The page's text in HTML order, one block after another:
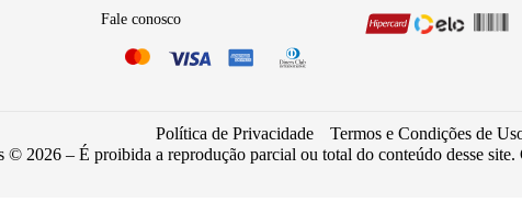
Fale conosco
Política de Privacidade
Termos e Condições de
© 2026 – É proibida a reprodução parcial ou total do conteúdo desse